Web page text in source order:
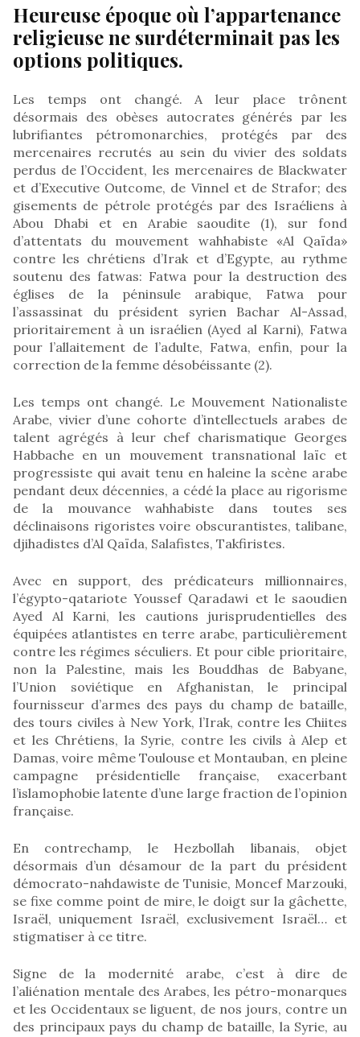
Heureuse époque où l’appartenance
religieuse ne surdéterminait pas les
options politiques.
Les temps ont changé. A leur place trônent
désormais des obèses autocrates générés par les
lubrifiantes pétromonarchies, protégés par des
mercenaires recrutés au sein du vivier des soldats
perdus de l’Occident, les mercenaires de Blackwater
et d’Executive Outcome, de Vinnel et de Strafor; des
gisements de pétrole protégés par des Israéliens à
Abou Dhabi et en Arabie saoudite (1), sur fond
d’attentats du mouvement wahhabiste «Al Qaïda»
contre les chrétiens d’Irak et d’Egypte, au rythme
soutenu des fatwas: Fatwa pour la destruction des
églises de la péninsule arabique, Fatwa pour
l’assassinat du président syrien Bachar Al-Assad,
prioritairement à un israélien (Ayed al Karni), Fatwa
pour l’allaitement de l’adulte, Fatwa, enfin, pour la
correction de la femme désobéissante (2).
Les temps ont changé. Le Mouvement Nationaliste
Arabe, vivier d’une cohorte d’intellectuels arabes de
talent agrégés à leur chef charismatique Georges
Habbache en un mouvement transnational laïc et
progressiste qui avait tenu en haleine la scène arabe
pendant deux décennies, a cédé la place au rigorisme
de la mouvance wahhabiste dans toutes ses
déclinaisons rigoristes voire obscurantistes, talibane,
djihadistes d’Al Qaïda, Salafistes, Takfiristes.
Avec en support, des prédicateurs millionnaires,
l’égypto-qatariote Youssef Qaradawi et le saoudien
Ayed Al Karni, les cautions jurisprudentielles des
équipées atlantistes en terre arabe, particulièrement
contre les régimes séculiers. Et pour cible prioritaire,
non la Palestine, mais les Bouddhas de Babyane,
l’Union soviétique en Afghanistan, le principal
fournisseur d’armes des pays du champ de bataille,
des tours civiles à New York, l’Irak, contre les Chiites
et les Chrétiens, la Syrie, contre les civils à Alep et
Damas, voire même Toulouse et Montauban, en pleine
campagne présidentielle française, exacerbant
l’islamophobie latente d’une large fraction de l’opinion
française.
En contrechamp, le Hezbollah libanais, objet
désormais d’un désamour de la part du président
démocrato-nahdawiste de Tunisie, Moncef Marzouki,
se fixe comme point de mire, le doigt sur la gâchette,
Israël, uniquement Israël, exclusivement Israël… et
stigmatiser à ce titre.
Signe de la modernité arabe, c’est à dire de
l’aliénation mentale des Arabes, les pétro-monarques
et les Occidentaux se liguent, de nos jours, contre un
des principaux pays du champ de bataille, la Syrie, au